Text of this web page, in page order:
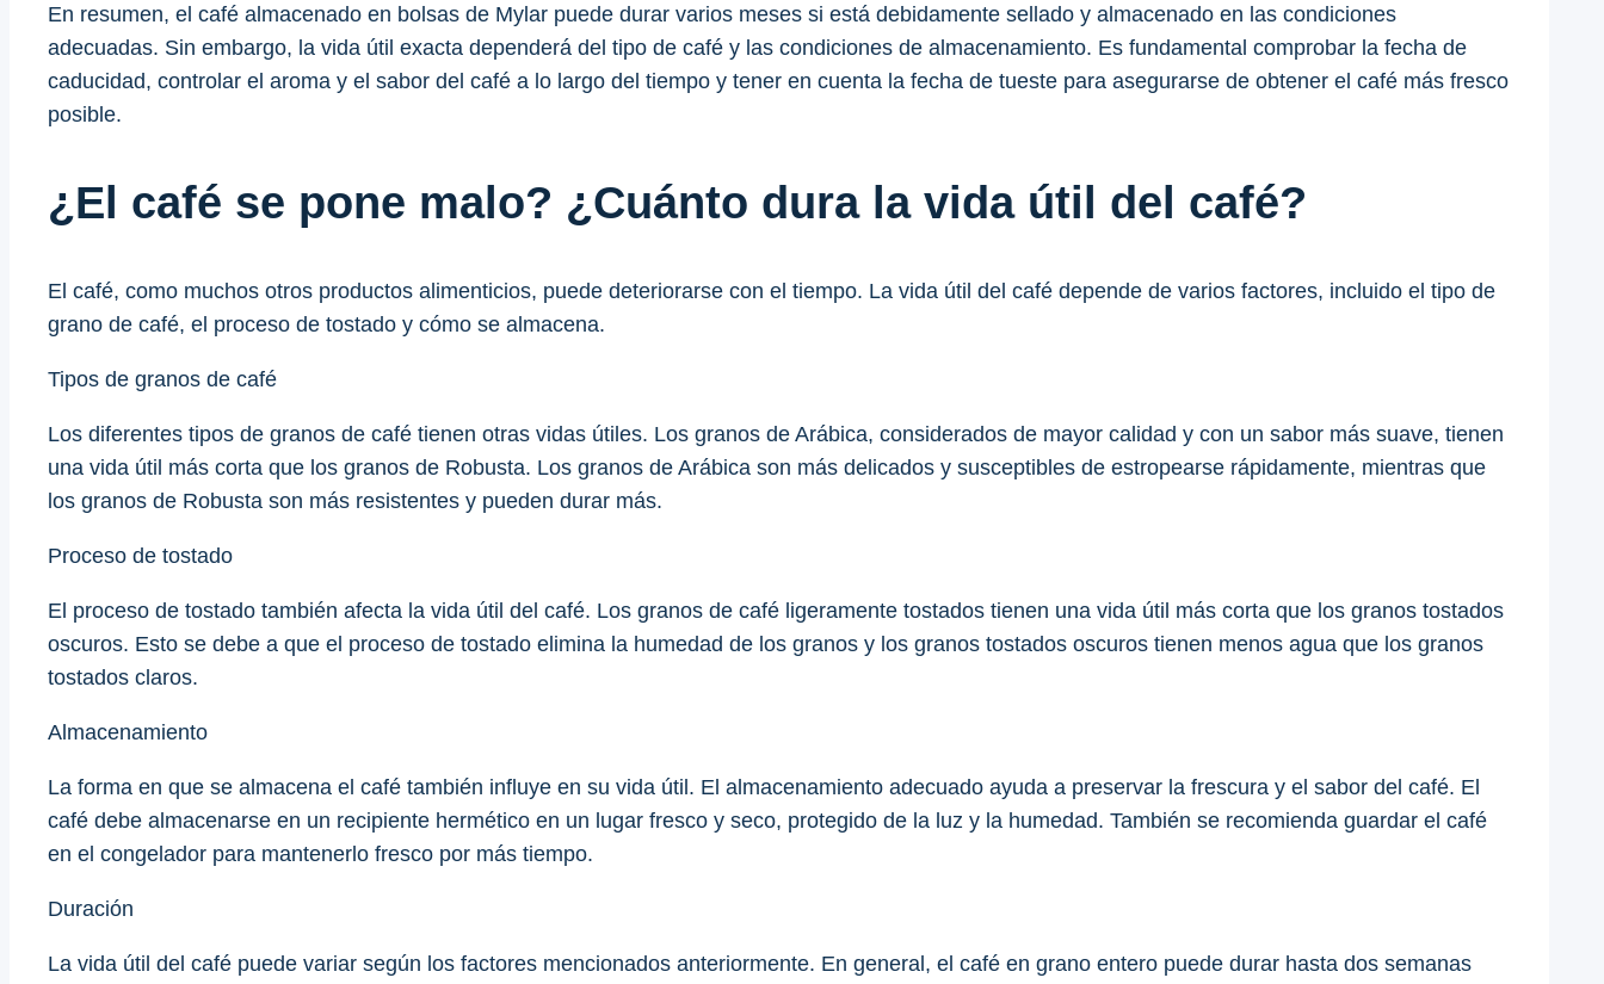
En resumen, el café almacenado en bolsas de Mylar puede durar varios meses si está debidamente sellado y almacenado en las condiciones
adecuadas. Sin embargo, la vida útil exacta dependerá del tipo de café y las condiciones de almacenamiento. Es fundamental comprobar la fecha de
caducidad, controlar el aroma y el sabor del café a lo largo del tiempo y tener en cuenta la fecha de tueste para asegurarse de obtener el café más fresco
posible.
¿El café se pone malo? ¿Cuánto dura la vida útil del café?
El café, como muchos otros productos alimenticios, puede deteriorarse con el tiempo. La vida útil del café depende de varios factores, incluido el tipo de
grano de café, el proceso de tostado y cómo se almacena.
Tipos de granos de café
Los diferentes tipos de granos de café tienen otras vidas útiles. Los granos de Arábica, considerados de mayor calidad y con un sabor más suave, tienen
una vida útil más corta que los granos de Robusta. Los granos de Arábica son más delicados y susceptibles de estropearse rápidamente, mientras que
los granos de Robusta son más resistentes y pueden durar más.
Proceso de tostado
El proceso de tostado también afecta la vida útil del café. Los granos de café ligeramente tostados tienen una vida útil más corta que los granos tostados
oscuros. Esto se debe a que el proceso de tostado elimina la humedad de los granos y los granos tostados oscuros tienen menos agua que los granos
tostados claros.
Almacenamiento
La forma en que se almacena el café también influye en su vida útil. El almacenamiento adecuado ayuda a preservar la frescura y el sabor del café. El
café debe almacenarse en un recipiente hermético en un lugar fresco y seco, protegido de la luz y la humedad. También se recomienda guardar el café
en el congelador para mantenerlo fresco por más tiempo.
Duración
La vida útil del café puede variar según los factores mencionados anteriormente. En general, el café en grano entero puede durar hasta dos semanas